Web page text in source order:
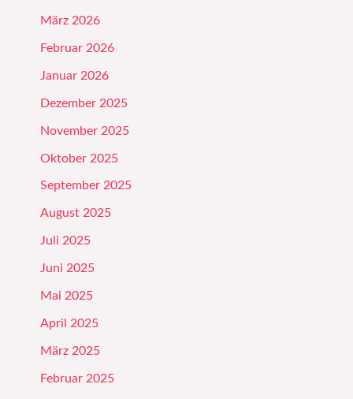
März 2026
Februar 2026
Januar 2026
Dezember 2025
November 2025
Oktober 2025
September 2025
August 2025
Juli 2025
Juni 2025
Mai 2025
April 2025
März 2025
Februar 2025